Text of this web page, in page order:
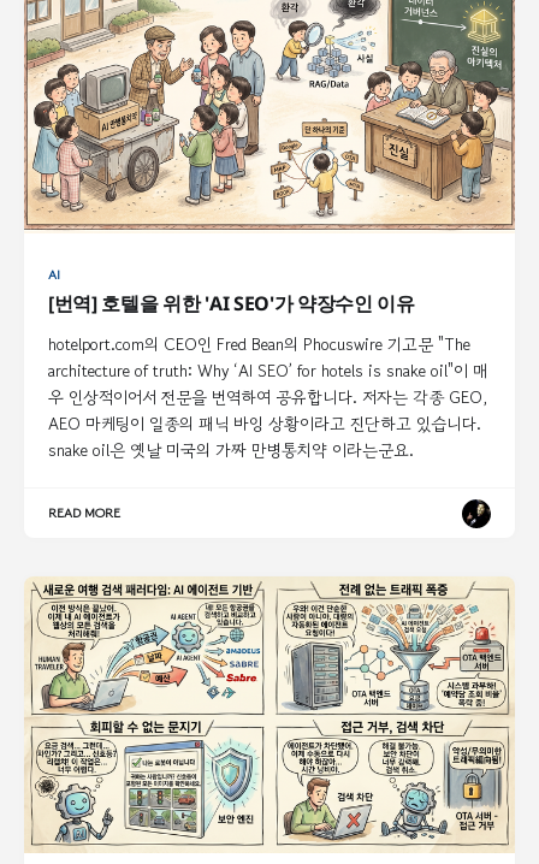
AI
[번역] 호텔을 위한 'AI SEO'가 약장수인 이유
hotelport.com의 CEO인 Fred Bean의 Phocuswire 기고문 "The
architecture of truth: Why ‘AI SEO’ for hotels is snake oil"이 매
우 인상적이어서 전문을 번역하여 공유합니다. 저자는 각종 GEO,
AEO 마케팅이 일종의 패닉 바잉 상황이라고 진단하고 있습니다.
snake oil은 옛날 미국의 가짜 만병통치약 이라는군요.
READ MORE